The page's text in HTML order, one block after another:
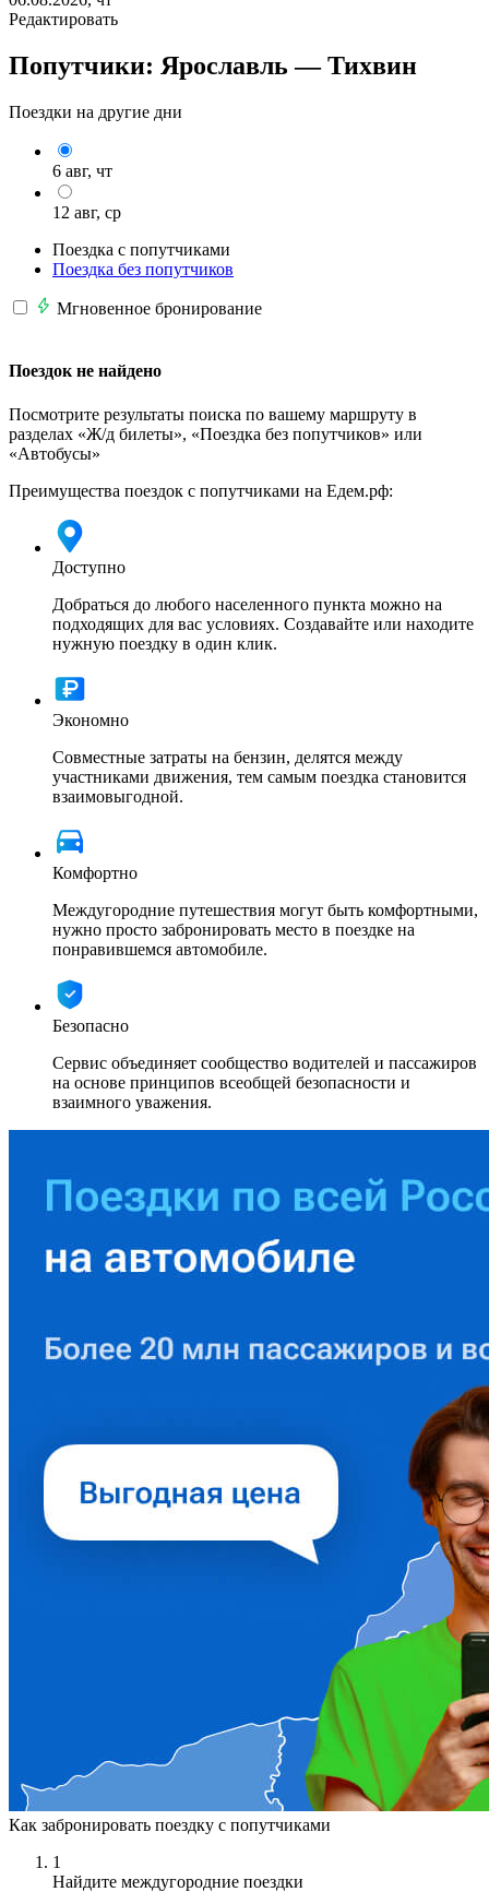
Редактировать
Попутчики: Ярославль —Тихвин
Поездки на другие дни
6 авг, чт
12 авг, ср
Поездка с попутчиками
Поездка без попутчиков
Мгновенное бронирование
Поездок не найдено
Посмотрите результаты поиска по вашему маршруту в
разделах «Ж/д билеты», «Поездка без попутчиков» или
«Автобусы»
Преимущества поездок с попутчиками на Едем.рф:
Доступно
Добраться до любого населенного пункта можно на
подходящих для вас условиях. Создавайте или находите
нужную поездку в один клик.
Экономно
Совместные затраты на бензин, делятся между
участниками движения, тем самым поездка становится
взаимовыгодной.
Комфортно
Междугородние путешествия могут быть комфортными,
нужно просто забронировать место в поездке на
понравившемся автомобиле.
Безопасно
Сервис объединяет сообщество водителей и пассажиров
на основе принципов всеобщей безопасности и
взаимного уважения.
Как забронировать поездку с попутчиками
1
Найдите междугородние поездки